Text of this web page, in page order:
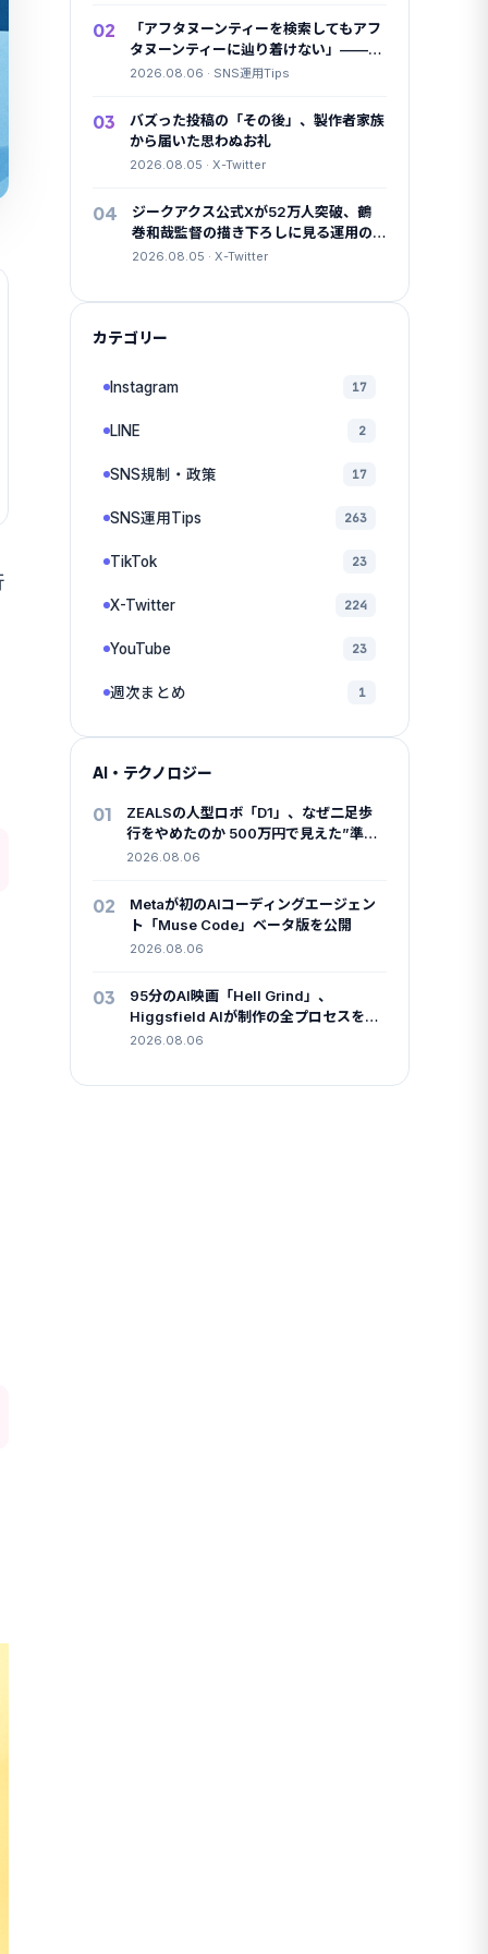
02
「アフタヌーンティーを検索してもアフ
タヌーンティーに辿り着けない」——
4.3万いいねが共感したX検索のクセ
2026.08.06 · SNS運用Tips
03
バズった投稿の「その後」、製作者家族
から届いた思わぬお礼
2026.08.05 · X-Twitter
04
ジークアクス公式Xが52万人突破、鶴
巻和哉監督の描き下ろしに見る運用の
本気度
2026.08.05 · X-Twitter
カテゴリー
Instagram 17
LINE 2
SNS規制・政策 17
SNS運用Tips 263
TikTok 23
X-Twitter 224
YouTube 23
週次まとめ 1
AI・テクノロジー
01
ZEALSの人型ロボ「D1」、なぜ二足歩
行をやめたのか 500万円で見えた”準国
産”の勝算
2026.08.06
02
Metaが初のAIコーディングエージェン
ト「Muse Code」ベータ版を公開
2026.08.06
03
95分のAI映画「Hell Grind」、
Higgsfield AIが制作の全プロセスを無
料公開
2026.08.06